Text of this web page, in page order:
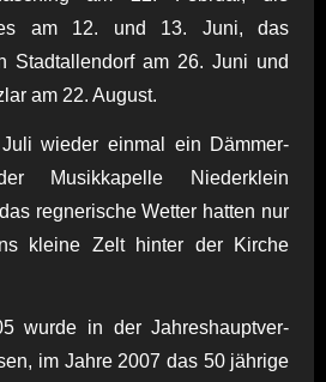
am 12. und 13. Juni, das
Stadtallendorf am 26. Juni und
am 22. August.
wieder einmal ein Dämmer-
Musikkapelle Niederklein
regnerische Wetter hatten nur
kleine Zelt hinter der Kirche
wurde in der Jahreshauptver-
im Jahre 2007 das 50 jährige